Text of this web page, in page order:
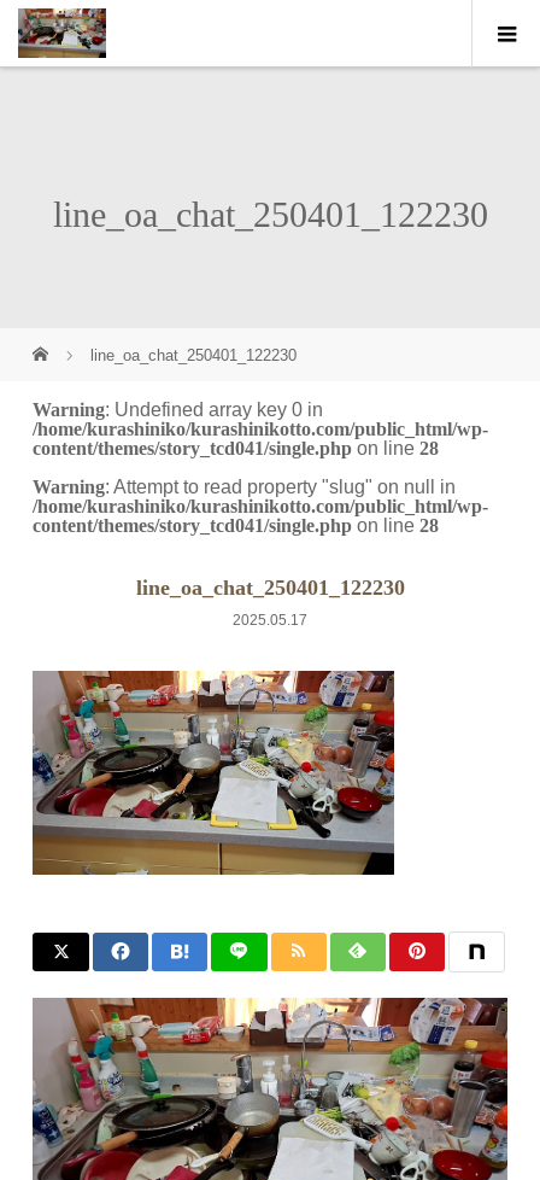
line_oa_chat_250401_122230
line_oa_chat_250401_122230
Warning: Undefined array key 0 in
/home/kurashiniko/kurashinikotto.com/public_html/wp-
content/themes/story_tcd041/single.php on line28
Warning: Attempt to read property "slug" on null in
/home/kurashiniko/kurashinikotto.com/public_html/wp-
content/themes/story_tcd041/single.php on line28
line_oa_chat_250401_122230
2025.05.17